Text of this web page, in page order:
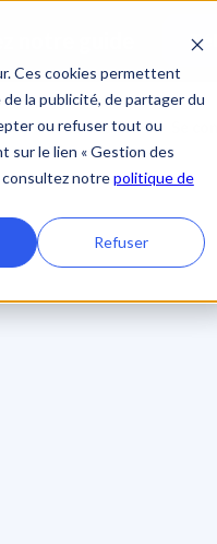
Ces cookies permettent
la publicité, de partager du
ou refuser tout ou
sur le lien « Gestion des
consultez notrepolitique de
Refuser
Société Se